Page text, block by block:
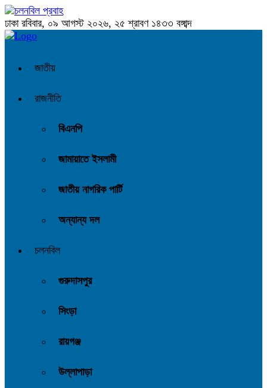
ঢাকা রবিবার, ০৯ আগস্ট ২০২৬, ২৫ শ্রাবণ ১৪৩৩ বঙ্গাব্দ
জাতীয়
রাজনীতি
বিএনপি
জামায়াতে ইসলামী
জাতীয় নাগরিক পার্টি
অন্যান্য দল
চলনবিল
গুরুদাসপুর
সিংড়া
রায়গঞ্জ
উল্লাপাড়া